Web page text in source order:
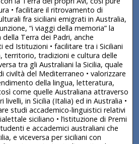
• facilitare il ritrovamento di
fra siciliani emigrati in Australia,
“i viaggi della memoria” la
Terra dei Padri, anche
ed Istituzioni • facilitare tra i Siciliani
territorio, tradizioni e cultura delle
tra gli Australiani la Sicilia, quale
civiltà del Mediterraneo • valorizzare
della lingua, letteratura,
come quelle Australiana attraverso
livelli, in Sicilia (Italia) ed in Australia •
studi accademico-linguistici relativi
siciliano • l’istituzione di Premi
e accademici australiani che
e viceversa per siciliani con